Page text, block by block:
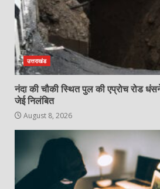
उत्तराखंड
नंदा की चौकी स्थित पुल की एप्रोच रोड
जेई निलंबित
August 8, 2026